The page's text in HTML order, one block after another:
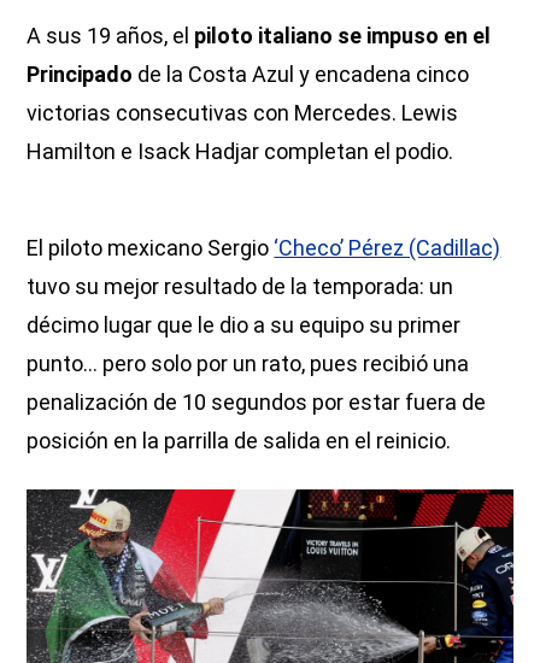
A sus 19 años, el piloto italiano se impuso en el
Principado de la Costa Azul y encadena cinco
victorias consecutivas con Mercedes. Lewis
Hamilton e Isack Hadjar completan el podio.
El piloto mexicano Sergio ‘Checo’ Pérez (Cadillac)
tuvo su mejor resultado de la temporada: un
décimo lugar que le dio a su equipo su primer
punto... pero solo por un rato, pues recibió una
penalización de 10 segundos por estar fuera de
posición en la parrilla de salida en el reinicio.